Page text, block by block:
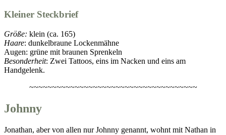
Kleiner Steckbrief
Größe: klein (ca. 165)
Haare: dunkelbraune Lockenmähne
Augen: grüne mit braunen Sprenkeln
Besonderheit: Zwei Tattoos, eins im Nacken und eins am
Handgelenk.
~~~~~~~~~~~~~~~~~~~~~~~~~~~~~~~~~~~~~
Johnny
Jonathan, aber von allen nur Johnny genannt, wohnt mit Nathan in